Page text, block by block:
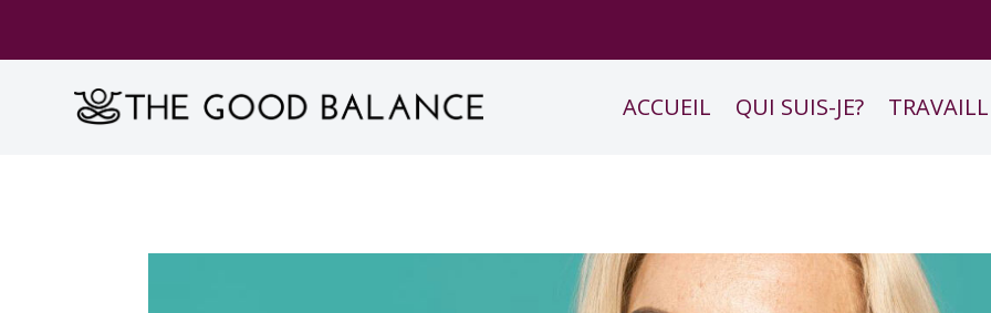
ACCUEIL QUI SUIS-JE?